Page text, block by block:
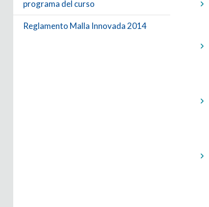
programa del curso
Reglamento Malla Innovada 2014